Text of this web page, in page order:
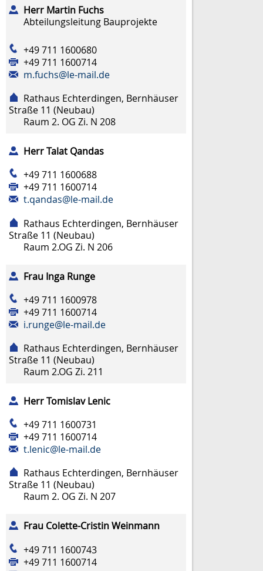
Herr Martin Fuchs
Abteilungsleitung Bauprojekte
+49 711 1600680
+49 711 1600714
m.fuchs@le-mail.de
Rathaus Echterdingen, Bernhäuser
Straße 11 (Neubau)
Raum 2. OG Zi. N 208
HerrTalat Qandas
+49 711 1600688
+49 711 1600714
t.qandas@le-mail.de
Rathaus Echterdingen, Bernhäuser
Straße 11 (Neubau)
Raum 2.OG Zi. N 206
Frau Inga Runge
+49 711 1600978
+49 711 1600714
i.runge@le-mail.de
Rathaus Echterdingen, Bernhäuser
Straße 11 (Neubau)
Raum 2.OG Zi. 211
HerrTomislav Lenic
+49 711 1600731
+49 711 1600714
t.lenic@le-mail.de
Rathaus Echterdingen, Bernhäuser
Straße 11 (Neubau)
Raum 2. OG Zi. N 207
Frau Colette-CristinWeinmann
+49 711 1600743
+49 711 1600714